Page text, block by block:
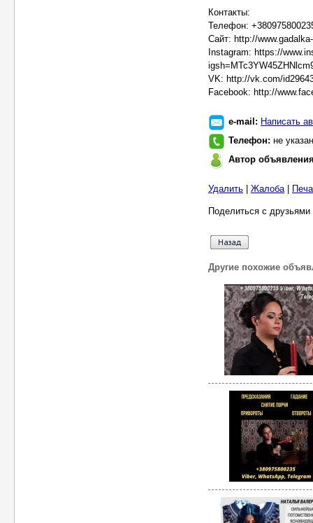
Контакты:
Телефон:
Сайт: http://
Instagram: https://
VK: http://vk.com/
Facebook: http://
e-mail: Написать
Телефон: не указан
Автор
Удалить Жалоба|
Поделиться с
Другие похожие